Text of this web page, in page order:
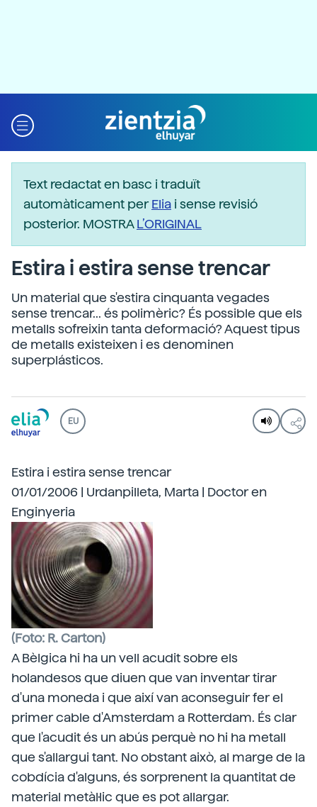
Text redactat en basc i traduït
automàticament perElia i sense revisió
posterior. MOSTRAL’ORIGINAL
Estira i estira sense trencar
Un material que s'estira cinquanta vegades
sense trencar... és polimèric? És possible que els
metalls sofreixin tanta deformació? Aquest tipus
de metalls existeixen i es denominen
superplásticos.
EU
Estira i estira sense trencar
01/01/2006 | Urdanpilleta, Marta | Doctor en
Enginyeria
(Foto: R. Carton)
A Bèlgica hi ha un vell acudit sobre els
holandesos que diuen que van inventar tirar
d'una moneda i que així van aconseguir fer el
primer cable d'Amsterdam a Rotterdam. És clar
que l'acudit és un abús perquè no hi ha metall
que s'allargui tant. No obstant això, al marge de la
cobdícia d'alguns, és sorprenent la quantitat de
material metàl·lic que es pot allargar.